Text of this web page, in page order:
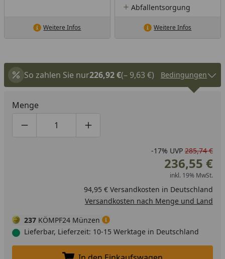
Weitere Infos
Abfallentsorgung
Weitere Infos
So zahlen Sie nur226,92 €(– 9,63 €) Bedingungen
Menge
Produktmenge um eins verringern
Produktmenge manuell eingeben
Produktmenge um eins erhöhen
-17% UVP 285,74 €
236,55 €
inkl. 19% MwSt.
94,95 € Versandkosten in Deutschland
Versandkosten nach Menge und Land
237 KÖMPF24 Münzen
Lieferbar, Lieferzeit: 10-15 Werktage in Deutschland